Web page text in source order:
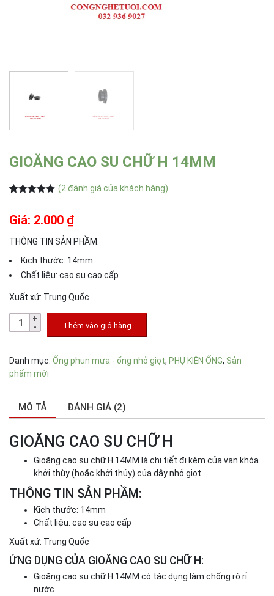
GIOĂNG CAO SU CHỮ H 14MM
đánh giá
(2đánh giá của khách hàng)
Giá: 2.000 ₫
THÔNG TIN SẢN PHẦM:
Kich thước: 14mm
Chất liệu: cao su cao cấp
Xuất xứ: Trung Quốc
Thêm vào giỏ hàng
Danh mục: Ống phun mưa - ống nhỏ giọt, PHỤ KIỆN ỐNG, Sản
phẩm mới
MÔ TẢ ĐÁNH GIÁ (2)
GIOĂNG CAO SU CHỮ H
Gioăng cao su chữ H 14MM là chi tiết đi kèm của van khóa
khởi thùy (hoặc khởi thủy) của dây nhỏ giọt
THÔNG TIN SẢN PHẦM:
Kich thước: 14mm
Chất liệu: cao su cao cấp
Xuất xứ: Trung Quốc
ỨNG DỤNG CỦA GIOĂNG CAO SU CHỮ H:
Gioăng cao su chữ H 14MM có tác dụng làm chống rò rỉ
nước